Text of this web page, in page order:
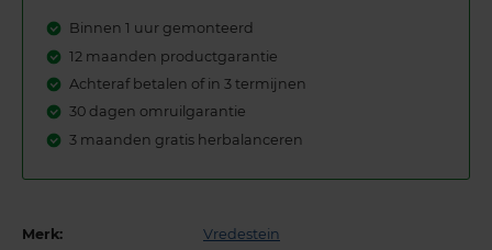
Binnen 1 uur gemonteerd
12 maanden productgarantie
Achteraf betalen of in 3 termijnen
30 dagen omruilgarantie
3 maanden gratis herbalanceren
Merk: Vredestein